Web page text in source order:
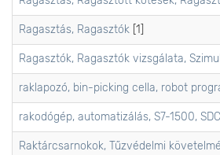
Ragasztás, Ragasztók [1]
Ragasztók, Ragasztók vizsgálata,
raklapozó, bin-picking cella, robot
rakodógép, automatizálás, S7-1500,
Raktárcsarnokok, Tűzvédelmi